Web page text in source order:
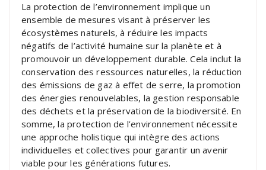
La protection de l’environnement implique un
ensemble de mesures visant à préserver les
écosystèmes naturels, à réduire les impacts
négatifs de l’activité humaine sur la planète et à
promouvoir un développement durable. Cela inclut la
conservation des ressources naturelles, la réduction
des émissions de gaz à effet de serre, la promotion
des énergies renouvelables, la gestion responsable
des déchets et la préservation de la biodiversité. En
somme, la protection de l’environnement nécessite
une approche holistique qui intègre des actions
individuelles et collectives pour garantir un avenir
viable pour les générations futures.